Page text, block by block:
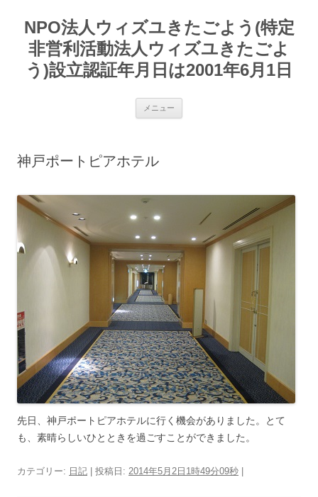
テ
ンNPO法人ウィズユきたごよう(特定
非営利活動法人ウィズユきたごよ
う)設立認証年月日は2001年6月1日
メニュー
神戸ポートピアホテル
先日、神戸ポートピアホテルに行く機会がありました。とて
も、素晴らしいひとときを過ごすことができました。
カテゴリー: 日記 | 投稿日: 2014年5月2日1時49分09秒